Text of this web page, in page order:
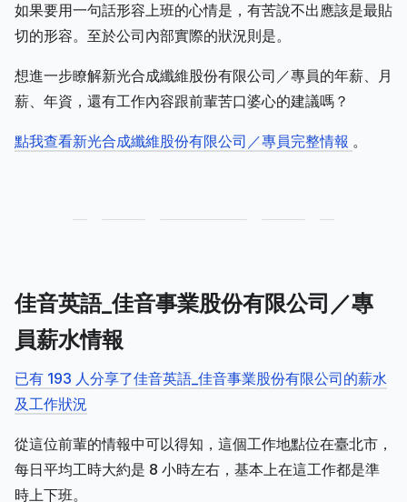
如果要用一句話形容上班的心情是，有苦說不出應該是最貼
切的形容。至於公司內部實際的狀況則是。
想進一步瞭解新光合成纖維股份有限公司／專員的年薪、月
薪、年資，還有工作內容跟前輩苦口婆心的建議嗎？
點我查看新光合成纖維股份有限公司／專員完整情報 。
佳音英語_佳音事業股份有限公司／專
員薪水情報
已有 193 人分享了佳音英語_佳音事業股份有限公司的薪水
及工作狀況
從這位前輩的情報中可以得知，這個工作地點位在臺北市，
每日平均工時大約是 8 小時左右，基本上在這工作都是準
時上下班。